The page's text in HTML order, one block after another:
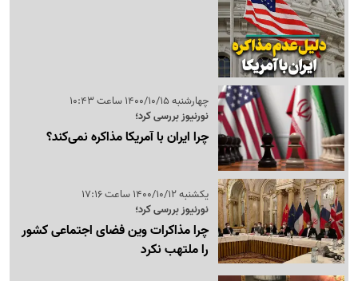
چهارشنبه 1400/10/15 ساعت 10:43
نورنیوز بررسی کرد؛
چرا ایران با آمریکا مذاکره نمی‌کند؟
یکشنبه 1400/10/12 ساعت 17:16
نورنیوز بررسی کرد؛
چرا مذاکرات وین فضای اجتماعی کشور
را ملتهب نکرد